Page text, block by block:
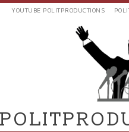
Aller
EXTERNES
YOUTUBE POLITPRODUCTIONS